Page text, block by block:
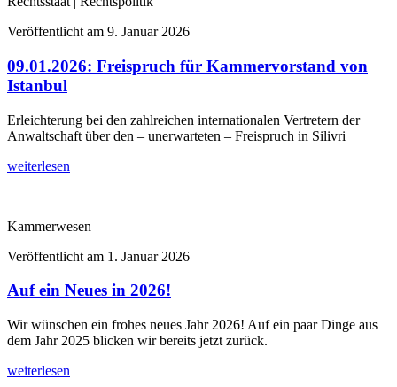
Veröffentlicht am 9. Januar 2026
09.01.2026: Freispruch für Kammervorstand von
Istanbul
Erleichterung bei den zahlreichen internationalen Vertretern der
Anwaltschaft über den – unerwarteten – Freispruch in Silivri
weiterlesen
Kammerwesen
Veröffentlicht am 1. Januar 2026
Auf ein Neues in 2026!
Wir wünschen ein frohes neues Jahr 2026! Auf ein paar Dinge aus
dem Jahr 2025 blicken wir bereits jetzt zurück.
weiterlesen